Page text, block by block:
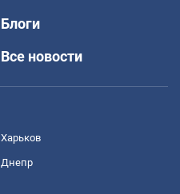
Блоги
Все новости
Харьков
Днепр